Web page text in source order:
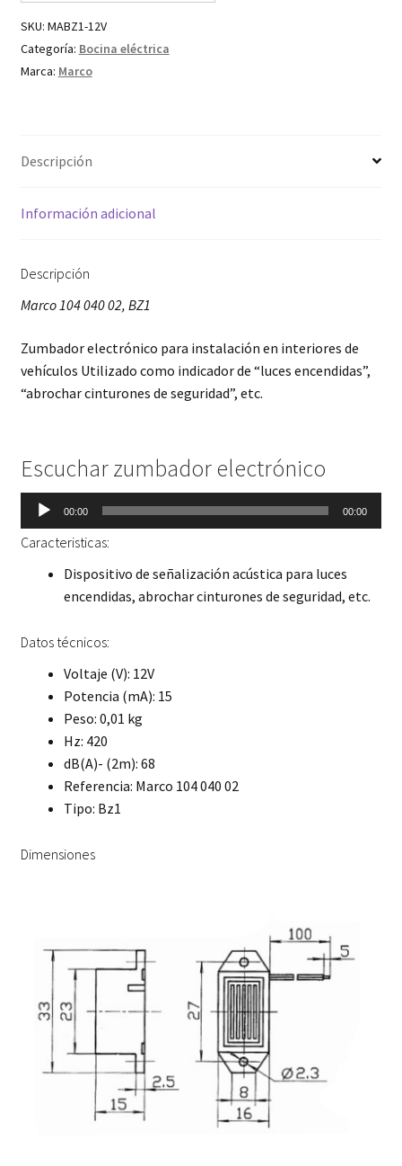
SKU: MABZ1-12V
Categoría: Bocina eléctrica
Marca: Marco
Descripción
Información adicional
Descripción
Marco 104 040 02, BZ1
Zumbador electrónico para instalación en interiores de
vehículos Utilizado como indicador de “luces encendidas”,
“abrochar cinturones de seguridad”, etc.
Escuchar zumbador electrónico
Reproductor
de
audio
00:00 00:00
Caracteristicas:
Dispositivo de señalización acústica para luces
encendidas, abrochar cinturones de seguridad, etc.
Datos técnicos:
Voltaje (V): 12V
Potencia (mA): 15
Peso: 0,01 kg
Hz: 420
dB(A)- (2m): 68
Referencia: Marco 104 040 02
Tipo: Bz1
Dimensiones